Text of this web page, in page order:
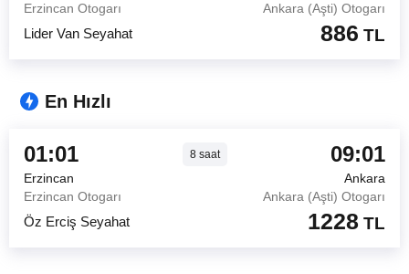
Erzincan Otogarı
Ankara (Aşti) Otogarı
Lider Van Seyahat 886 TL
En Hızlı
01:01 8saat 09:01
Erzincan
Ankara
Erzincan Otogarı
Ankara (Aşti) Otogarı
Öz Erciş Seyahat 1228 TL